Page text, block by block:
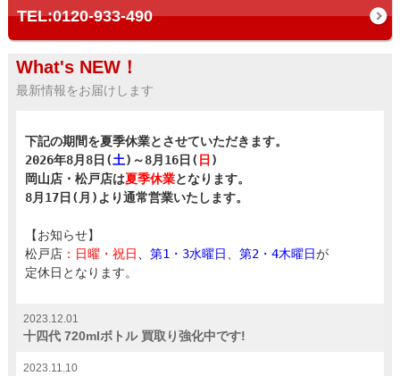
TEL:0120-933-490
What's NEW！
最新情報をお届けします
下記の期間を夏季休業とさせていただきます。
2026年8月8日(土)～8月16日( 日 )
岡山店・松戸店は夏季休業となります。
【お知らせ】
松戸店： 日曜・祝日 第1・3水曜日 第2・4木曜日が
2023.12.01
十四代 720mlボトル 買取り強化中です!
2023.11.10